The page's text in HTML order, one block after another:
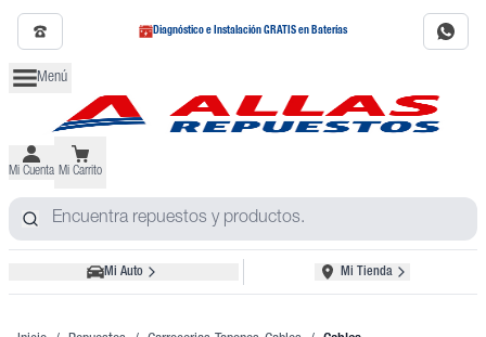
Diagnóstico e Instalación GRATIS en Baterías
Menú
Mi Cuenta Mi Carrito
Mi Auto Mi Tienda